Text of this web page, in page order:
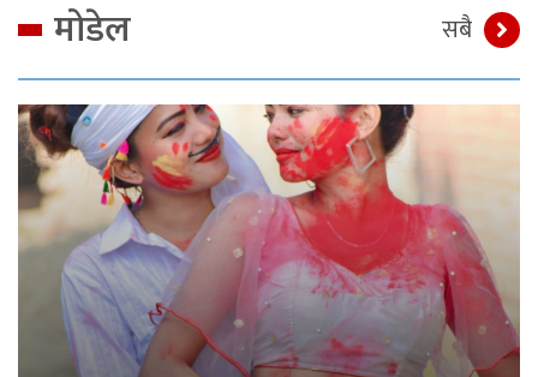
मोडेल सबै